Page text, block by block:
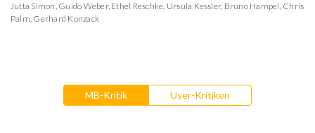
Jutta Simon, Guido Weber, Ethel Reschke, Ursula Kessler, Bruno Hampel, Chris
Palm, Gerhard Konzack
MB-Kritik User-Kritiken